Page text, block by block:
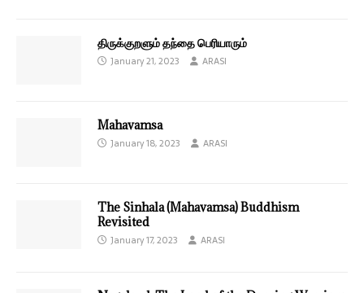
திருக்குறளும் தந்தை பெரியாரும்
January 21, 2023 ARASI
Mahavamsa
January 18, 2023 ARASI
The Sinhala (Mahavamsa) Buddhism
Revisited
January 17, 2023 ARASI